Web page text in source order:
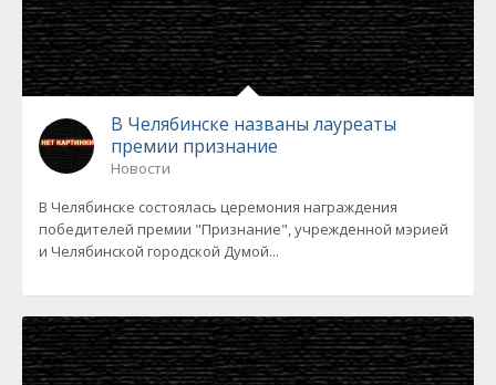
В Челябинске названы лауреаты
премии признание
Новости
В Челябинске состоялась церемония награждения
победителей премии "Признание", учрежденной мэрией
и Челябинской городской Думой...